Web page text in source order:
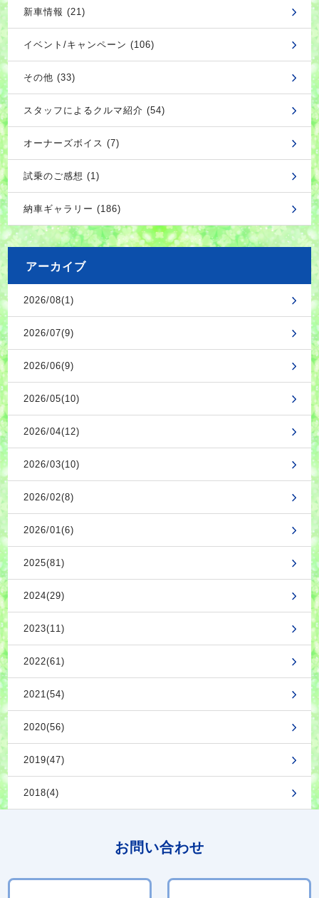
新車情報 (21)
イベント/キャンペーン (106)
その他 (33)
スタッフによるクルマ紹介 (54)
オーナーズボイス (7)
試乗のご感想 (1)
納車ギャラリー (186)
アーカイブ
2026/08(1)
2026/07(9)
2026/06(9)
2026/05(10)
2026/04(12)
2026/03(10)
2026/02(8)
2026/01(6)
2025(81)
2024(29)
2023(11)
2022(61)
2021(54)
2020(56)
2019(47)
2018(4)
お問い合わせ